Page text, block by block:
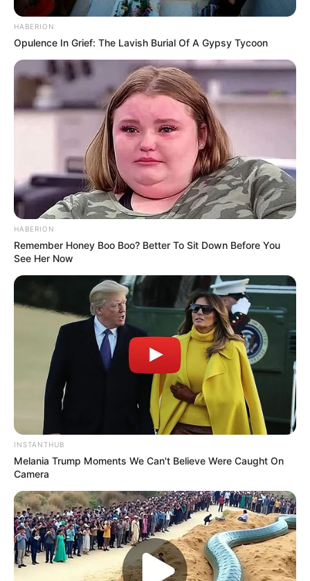
HABERION
Opulence In Grief: The Lavish Burial Of A Gypsy Tycoon
HABERION
Remember Honey Boo Boo? Better To Sit Down Before You
See Her Now
INSTANTHUB
Melania Trump Moments We Can't Believe Were Caught On
Camera